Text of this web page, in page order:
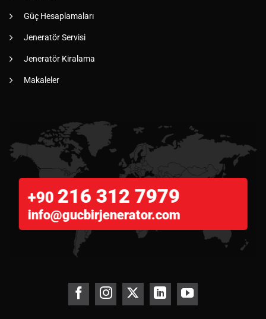
Güç Hesaplamaları
Jeneratör Servisi
Jeneratör Kiralama
Makaleler
+90 216 312 7979
info@gucbirjenerator.com